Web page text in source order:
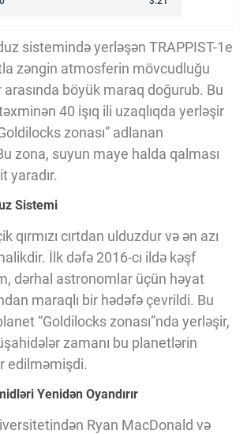
sistemində yerləşən TRAPPIST-1e
zəngin atmosferin mövcudluğu
arasında böyük maraq doğurub. Bu
40 işıq ili uzaqlıqda yerləşir
zonası” adlanan
zona, suyun maye halda qalması
yaradır.
Sistemi
qırmızı cırtdan ulduzdur və ən azı
İlk dəfə 2016-cı ildə kəşf
dərhal astronomlar üçün həyat
maraqlı bir hədəfə çevrildi. Bu
“Goldilocks zonası”nda yerləşir,
zamanı bu planetlərin
edilməmişdi.
Yenidən Oyandırır
Ryan MacDonald və